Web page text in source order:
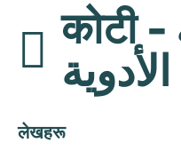
कोटी - قائمة
लेखहरू